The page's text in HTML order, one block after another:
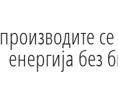
производите
енергија без